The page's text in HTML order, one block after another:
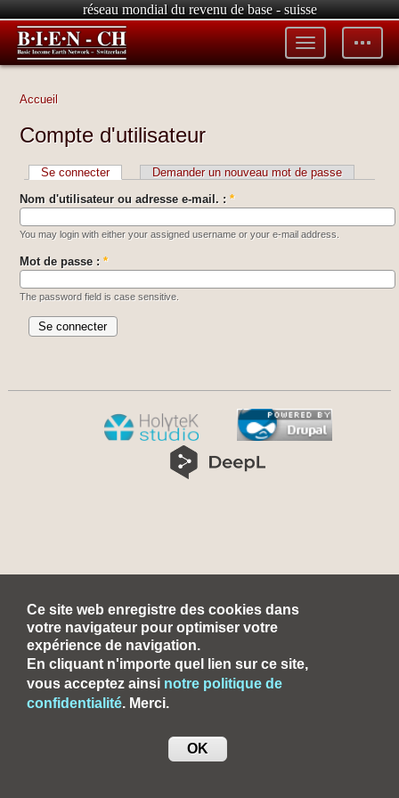
réseau mondial du revenu de base - suisse
Toggle
tools
Toggle
menu
Accueil
Compte d'utilisateur
Se connecter
Demander un nouveau mot de passe
Nom d'utilisateur ou adresse e-mail. : *
You may login with either your assigned username or your e-mail address.
Mot de passe : *
The password field is case sensitive.
Ce site web enregistre des cookies dans
votre navigateur pour optimiser votre
expérience de navigation.
En cliquant n'importe quel lien sur ce site,
vous acceptez ainsi notre politique de
confidentialité. Merci.
OK